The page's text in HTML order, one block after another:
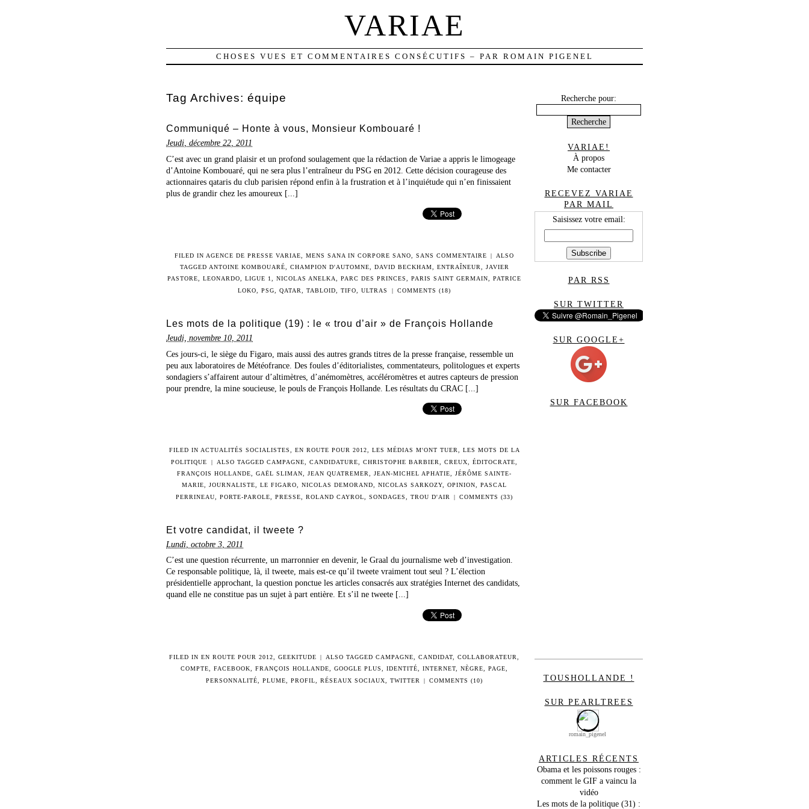
VARIAE
CHOSES VUES ET COMMENTAIRES CONSÉCUTIFS – PAR ROMAIN PIGENEL
Tag Archives: équipe
Communiqué – Honte à vous, Monsieur Kombouaré !
Jeudi, décembre 22, 2011
C’est avec un grand plaisir et un profond soulagement que la rédaction de Variae a appris le limogeage
d’Antoine Kombouaré, qui ne sera plus l’entraîneur du PSG en 2012. Cette décision courageuse des
actionnaires qataris du club parisien répond enfin à la frustration et à l’inquiétude qui n’en finissaient
plus de grandir chez les amoureux [...]
FILED IN AGENCE DE PRESSE VARIAE MENS SANA IN CORPORE SANO SANS COMMENTAIRE |
ALSO
TAGGED ANTOINE KOMBOUARÉ CHAMPION D'AUTOMNE DAVID BECKHAM ENTRAÎNEUR
JAVIER
PASTORE
LEONARDO LIGUE 1 NICOLAS ANELKA PARC DES PRINCES PARIS SAINT GERMAIN
PATRICE
LOKO
,PSG ,QATAR ,TABLOID ,TIFO ,ULTRAS | COMMENTS (18)
Les mots de la politique (19) : le « trou d’air » de François Hollande
Jeudi, novembre 10, 2011
Ces jours-ci, le siège du Figaro, mais aussi des autres grands titres de la presse française, ressemble un
peu aux laboratoires de Météofrance. Des foules d’éditorialistes, commentateurs, politologues et experts
sondagiers s’affairent autour d’altimètres, d’anémomètres, accéléromètres et autres capteurs de pression
pour prendre, la mine soucieuse, le pouls de François Hollande. Les résultats du CRAC [...]
FILED IN ACTUALITÉS SOCIALISTES EN ROUTE POUR 2012 LES MÉDIAS M'ONT TUER
LES MOTS DE LA
POLITIQUE
| ALSO TAGGED CAMPAGNE CANDIDATURE CHRISTOPHE BARBIER CREUX ÉDITOCRATE
FRANÇOIS HOLLANDE
GAËL SLIMAN JEAN QUATREMER JEAN-MICHEL APHATIE
JÉRÔME SAINTE-
MARIE
JOURNALISTE LE FIGARO NICOLAS DEMORAND NICOLAS SARKOZY OPINION
PASCAL
PERRINEAU
PORTE-PAROLE PRESSE ROLAND CAYROL SONDAGES TROU D'AIR | COMMENTS (33)
Et votre candidat, il tweete ?
Lundi, octobre 3, 2011
C’est une question récurrente, un marronnier en devenir, le Graal du journalisme web d’investigation.
Ce responsable politique, là, il tweete, mais est-ce qu’il tweete vraiment tout seul ? L’élection
présidentielle approchant, la question ponctue les articles consacrés aux stratégies Internet des candidats,
quand elle ne constitue pas un sujet à part entière. Et s’il ne tweete [...]
FILED IN EN ROUTE POUR 2012 GEEKITUDE | ALSO TAGGEDCAMPAGNE ,CANDIDAT ,COLLABORATEUR
COMPTE
FACEBOOK FRANÇOIS HOLLANDE GOOGLE PLUS IDENTITÉ INTERNET NÈGRE PAGE
PERSONNALITÉ
PLUME PROFIL RÉSEAUX SOCIAUX TWITTER | COMMENTS (10)
Recherche pour:
VARIAE!
À propos
Me contacter
RECEVEZ VARIAE
PAR MAIL
Saisissez votre email:
PAR RSS
SUR TWITTER
SUR GOOGLE+
SUR FACEBOOK
TOUSHOLLANDE !
SUR PEARLTREES
romain_pigenel
ARTICLES RÉCENTS
Obama et les poissons rouges :
comment le GIF a vaincu la
vidéo
Les mots de la politique (31) :